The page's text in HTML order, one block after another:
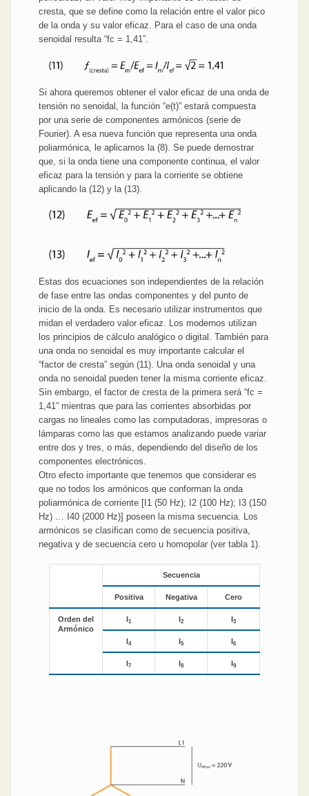
cresta, que se define como la relación entre el valor pico
de la onda y su valor eficaz. Para el caso de una onda
senoidal resulta “fc = 1,41”.
Si ahora queremos obtener el valor eficaz de una onda de
tensión no senoidal, la función “e(t)” estará compuesta
por una serie de componentes armónicos (serie de
Fourier). A esa nueva función que representa una onda
poliarmónica, le aplicamos la (8). Se puede demostrar
que, si la onda tiene una componente continua, el valor
eficaz para la tensión y para la corriente se obtiene
aplicando la (12) y la (13).
Estas dos ecuaciones son independientes de la relación
de fase entre las ondas componentes y del punto de
inicio de la onda. Es necesario utilizar instrumentos que
midan el verdadero valor eficaz. Los modernos utilizan
los principios de cálculo analógico o digital. También para
una onda no senoidal es muy importante calcular el
“factor de cresta” según (11). Una onda senoidal y una
onda no senoidal pueden tener la misma corriente eficaz.
Sin embargo, el factor de cresta de la primera será “fc =
1,41” mientras que para las corrientes absorbidas por
cargas no lineales como las computadoras, impresoras o
lámparas como las que estamos analizando puede variar
entre dos y tres, o más, dependiendo del diseño de los
componentes electrónicos.
Otro efecto importante que tenemos que considerar es
que no todos los armónicos que conforman la onda
poliarmónica de corriente [I1 (50 Hz); I2 (100 Hz); I3 (150
Hz) … I40 (2000 Hz)] poseen la misma secuencia. Los
armónicos se clasifican como de secuencia positiva,
negativa y de secuencia cero u homopolar (ver tabla 1).
Secuencia
Positiva Negativa Cero
Orden del
Armónico
I1 I2 I3
I4 I5 I6
I7 I8 I9